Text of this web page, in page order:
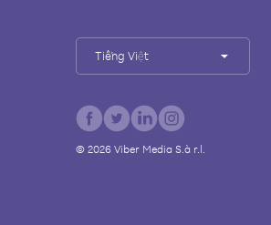
Tiếng Việt
© 2026Viber Media S.à r.l.